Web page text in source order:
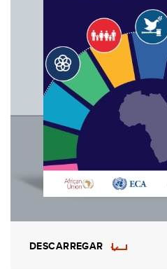
DESCARREGAR